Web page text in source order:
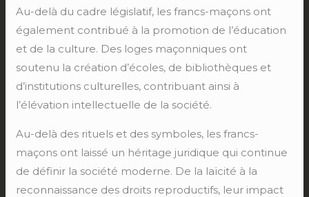
Au-delà du cadre législatif, les francs-maçons ont
également contribué à la promotion de l’éducation
et de la culture. Des loges maçonniques ont
soutenu la création d’écoles, de bibliothèques et
d’institutions culturelles, contribuant ainsi à
l’élévation intellectuelle de la société.
Au-delà des rituels et des symboles, les francs-
maçons ont laissé un héritage juridique qui continue
de définir la société moderne. De la laïcité à la
reconnaissance des droits reproductifs, leur impact